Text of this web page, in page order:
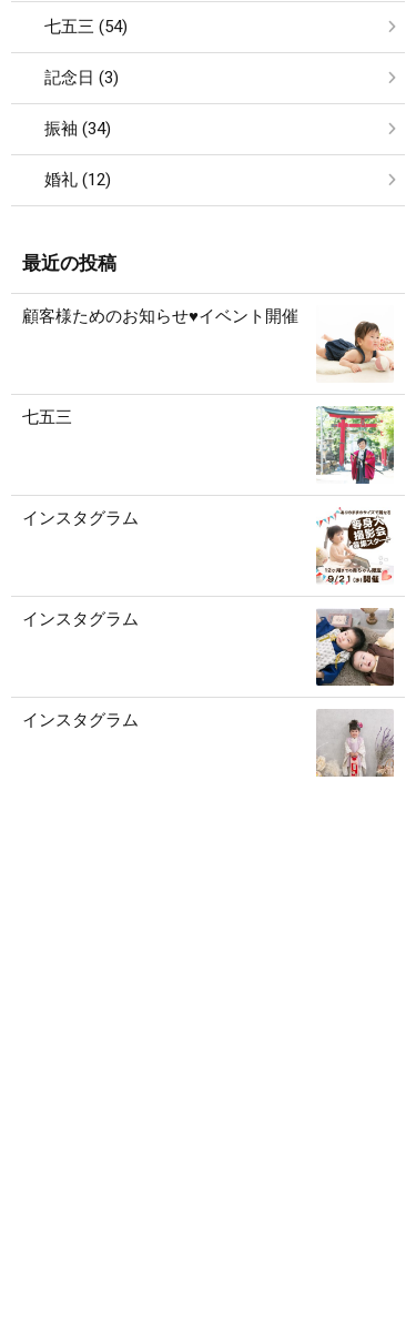
七五三 (54)
記念日 (3)
振袖 (34)
婚礼 (12)
最近の投稿
顧客様ためのお知らせ♥イベント開催
七五三
インスタグラム
インスタグラム
インスタグラム